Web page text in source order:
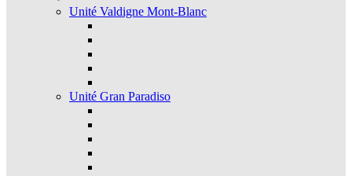
Unité Valdigne Mont-Blanc
Unité Gran Paradiso